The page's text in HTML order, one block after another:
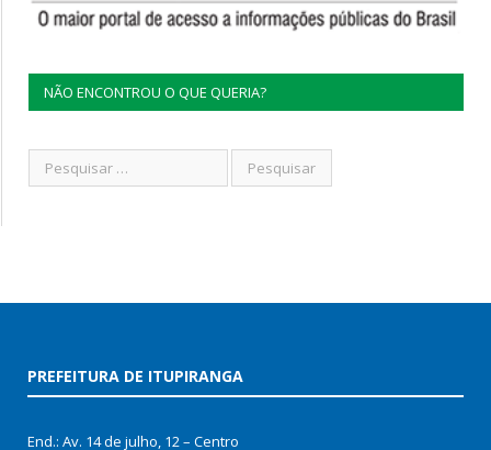
NÃO ENCONTROU O QUE QUERIA?
PREFEITURA DE ITUPIRANGA
End.: Av. 14 de julho, 12 – Centro